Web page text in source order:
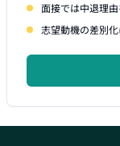
面接では中退理
志望動機の差別